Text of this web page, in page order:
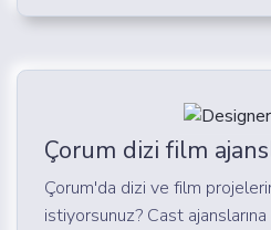
Çorum dizi film
Çorum'da dizi ve film
istiyorsunuz? Cast